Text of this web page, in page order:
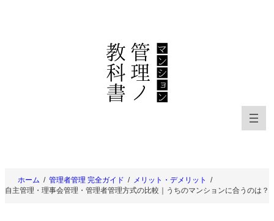
ホーム 管理者管理 完全ガイド
メリット・デメリット
自主管理・理事会管理・管理者管理方式の比較｜うちのマンションに合うのは？